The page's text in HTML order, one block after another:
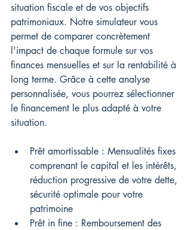
situation fiscale et de vos objectifs
patrimoniaux. Notre simulateur vous
permet de comparer concrètement
l'impact de chaque formule sur vos
finances mensuelles et sur la rentabilité à
long terme. Grâce à cette analyse
personnalisée, vous pourrez sélectionner
le financement le plus adapté à votre
situation.
Prêt amortissable : Mensualités fixes
comprenant le capital et les intérêts,
réduction progressive de votre dette,
sécurité optimale pour votre
patrimoine
Prêt in fine : Remboursement des